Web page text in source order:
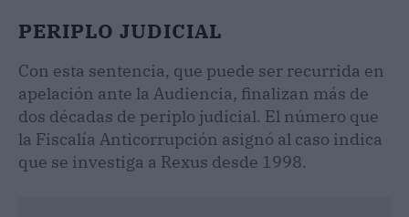
PERIPLO JUDICIAL
Con esta sentencia, que puede ser recurrida en
apelación ante la Audiencia, finalizan más de
dos décadas de periplo judicial. El número que
la Fiscalía Anticorrupción asignó al caso indica
que se investiga a Rexus desde 1998.